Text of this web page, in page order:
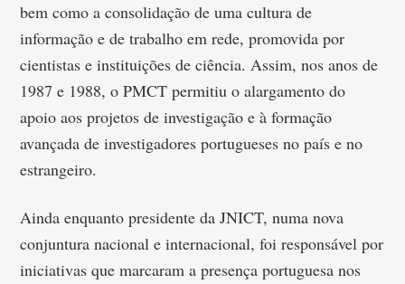
bem como a consolidação de uma cultura de
informação e de trabalho em rede, promovida por
cientistas e instituições de ciência. Assim, nos anos de
1987 e 1988, o PMCT permitiu o alargamento do
apoio aos projetos de investigação e à formação
avançada de investigadores portugueses no país e no
estrangeiro.
Ainda enquanto presidente da JNICT, numa nova
conjuntura nacional e internacional, foi responsável por
iniciativas que marcaram a presença portuguesa nos